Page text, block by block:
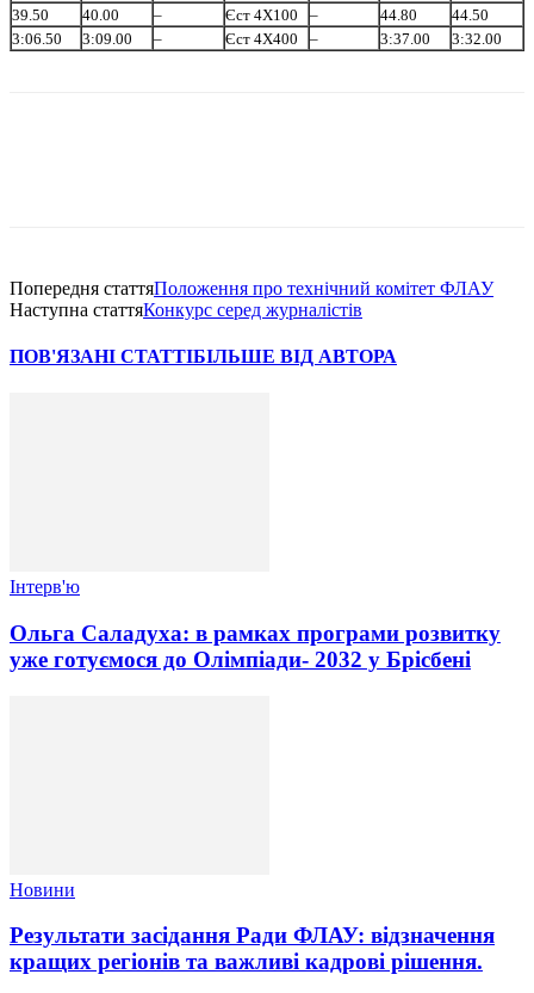
39.50 40.00 – Єст 4Х100 – 44.80
44.50
3:06.50
3:09.00 – Єст 4Х400 – 3:37.00 3:32.00
Попередня статтяПоложення про технiчний комiтет ФЛАУ
Наступна статтяКонкурс серед журналiстiв
ПОВ'ЯЗАНІ СТАТТІБІЛЬШЕ ВІД АВТОРА
Інтерв'ю
Ольга Саладуха: в рамках програми розвитку
уже готуємося до Олімпіади- 2032 у Брісбені
Новини
Результати засідання Ради ФЛАУ: відзначення
кращих регіонів та важливі кадрові рішення.